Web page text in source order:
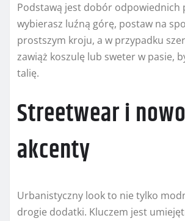
Podstawą jest dobór odpowiednich
wybierasz luźną górę, postaw na
prostszym kroju, a w przypadku
zawiąż koszulę lub sweter w pasie,
talię.
Streetwear i
akcenty
Urbanistyczny look to nie tylko
drogie dodatki. Kluczem jest